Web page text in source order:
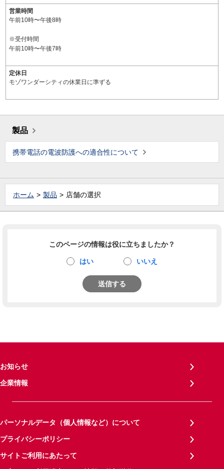
営業時間
午前10時〜午後8時
※受付時間
午前10時〜午後7時
定休日
モゾワンダーシティの休業日に準ずる
製品
携帯電話の電波防護への適合性について
ホーム 製品 店舗の選択
このページの情報は役に立ちましたか？
はい いいえ
送信する
お知らせ
企業情報
パーソナルデータ（個人情報など）について
プライバシーポリシー
サイトご利用にあたって